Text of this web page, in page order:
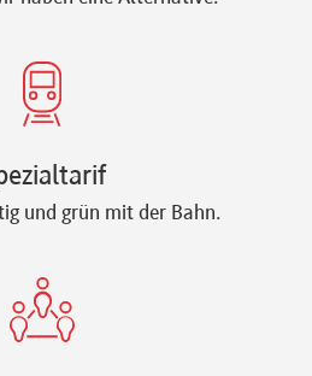
und grün mit der Bahn.